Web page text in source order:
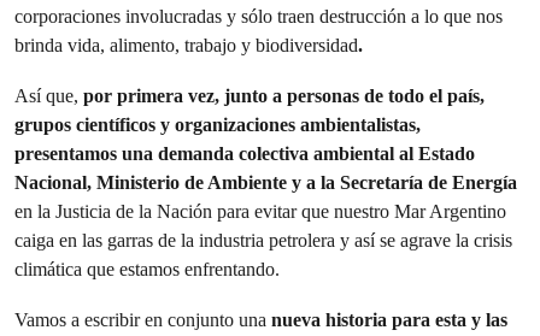
corporaciones involucradas y sólo traen destrucción a lo que nos
brinda vida, alimento, trabajo y biodiversidad.
Así que, por primera vez, junto a personas de todo el país,
grupos científicos y organizaciones ambientalistas,
presentamos una demanda colectiva ambiental al Estado
Nacional, Ministerio de Ambiente y a la Secretaría de Energía
en la Justicia de la Nación para evitar que nuestro Mar Argentino
caiga en las garras de la industria petrolera y así se agrave la crisis
climática que estamos enfrentando.
Vamos a escribir en conjunto una nueva historia para esta y las